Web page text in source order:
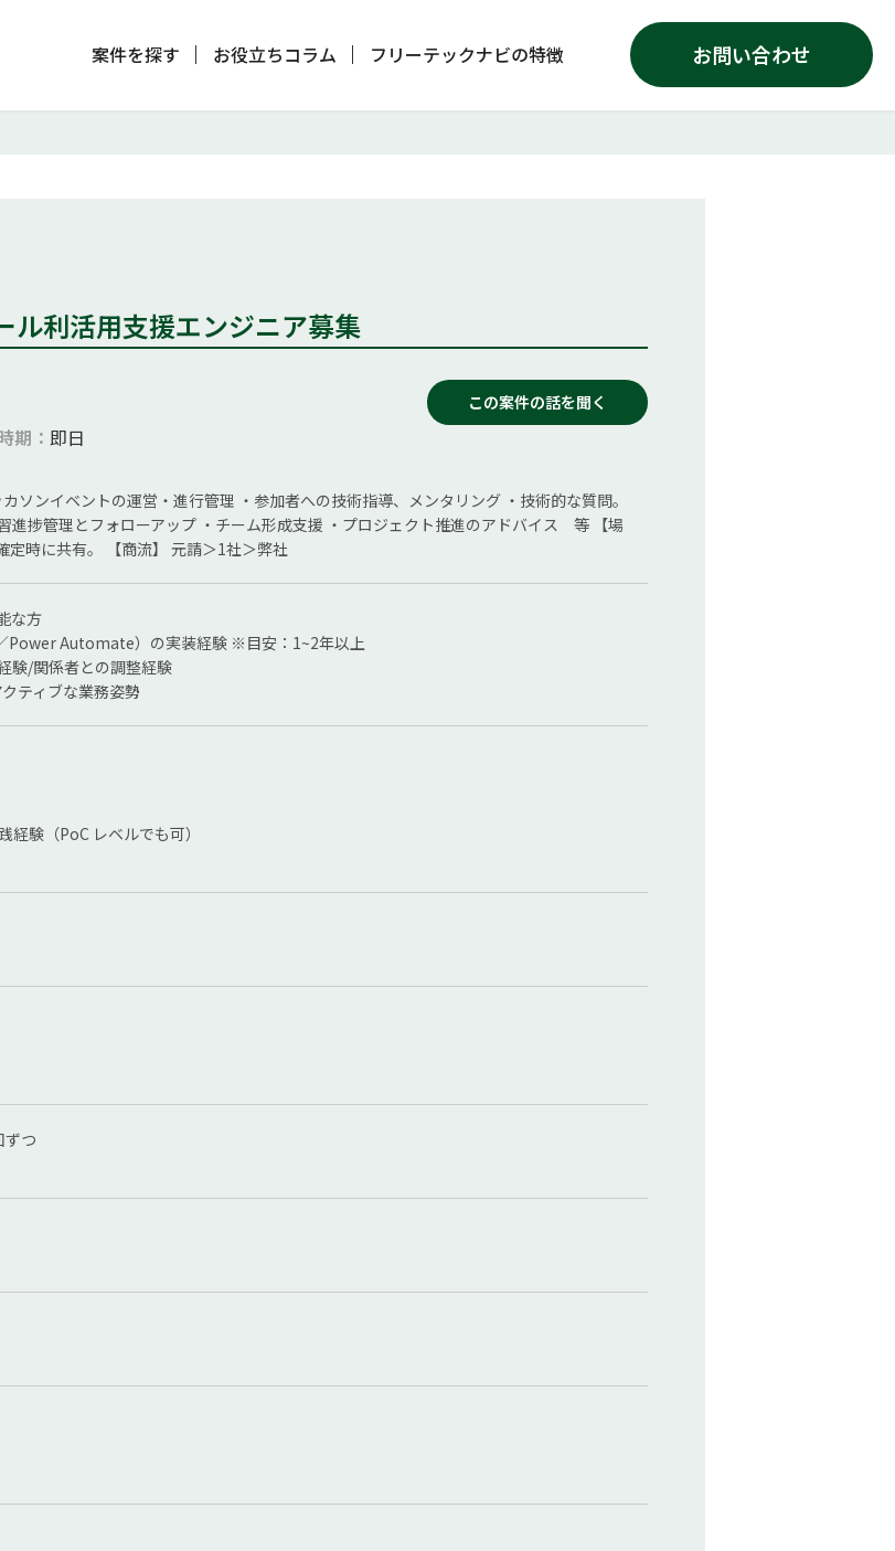
案件を探す お役立ちコラム フリーテックナビの特徴 お問い合わせ
ル利活用支援エンジニア募集
期： 即日
この案件の話を聞く
ソンイベントの運営・進行管理 ・参加者への技術指導、メンタリング ・技術的な質問。
進捗管理とフォローアップ ・チーム形成支援 ・プロジェクト推進のアドバイス 等 【場
定時に共有。 【商流】 元請＞1社＞弊社
な方
Automate）の実装経験 ※目安：1~2年以上
験/関係者との調整経験
ティブな業務姿勢
験（PoC レベルでも可）
ずつ
お役立ちコラム
フリーテックナビの特徴